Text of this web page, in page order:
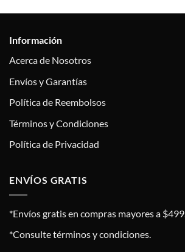
Información
Acerca de Nosotros
Envíos y Garantías
Política de Reembolsos
Términos y Condiciones
Política de Privacidad
ENVÍOS GRATIS
*Envíos gratis en compras mayores a $499.
*Consulte términos y condiciones.